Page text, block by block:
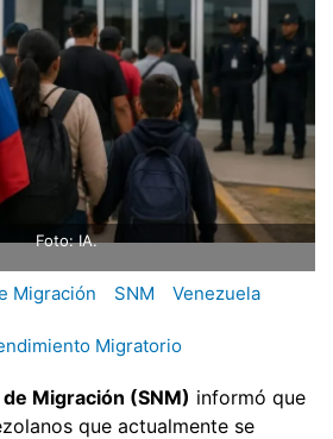
Foto: IA.
Migración SNM
Venezuela
Migratorio
Migración (SNM) informó que
que actualmente se